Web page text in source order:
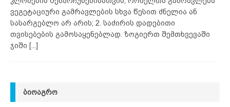
ვეგეტაციური გამრავლების სხვა წესით ძნელია ან
სასარგებლო არ არის; 2. საძირის დადებითი
თვისებების გამოსაყენებლად. ზოგიერთ შემთხვევაში
ჯიში [...]
ᲑᲘᲝᲐᲒᲠᲝ